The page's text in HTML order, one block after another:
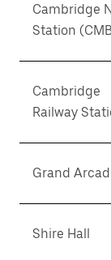
Cambridge
Station
Cambridge
Railway
Grand
Shire Hall